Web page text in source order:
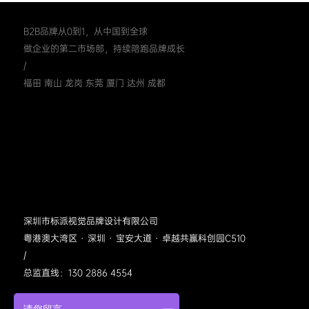
B2B品牌从0到1，从中国到全球
做企业的第二市场部，持续陪跑品牌成长
/
福田 南山 龙岗 东莞 厦门 达州 成都
深圳市标派视觉品牌设计有限公司
粤港澳大湾区 · 深圳 · 宝安大道 · 卓越共赢科创园C510
/
总监直线：130 2886 4554